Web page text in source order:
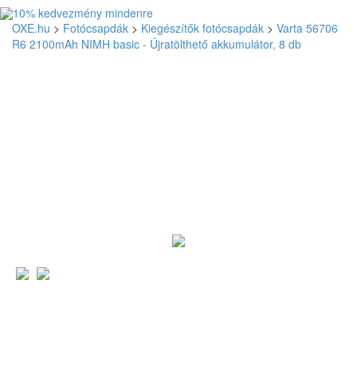
OXE.hu > Fotócsapdák > Kiegészítők fotócsapdák > Varta 56706
R6 2100mAh NIMH basic - Újratölthető akkumulátor, 8 db